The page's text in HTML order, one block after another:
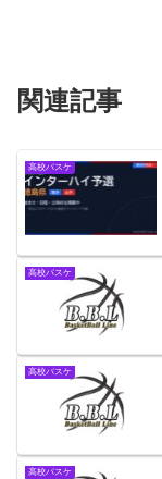
関連記事
高校バスケ
高校バスケ
高校バスケ
高校バスケ